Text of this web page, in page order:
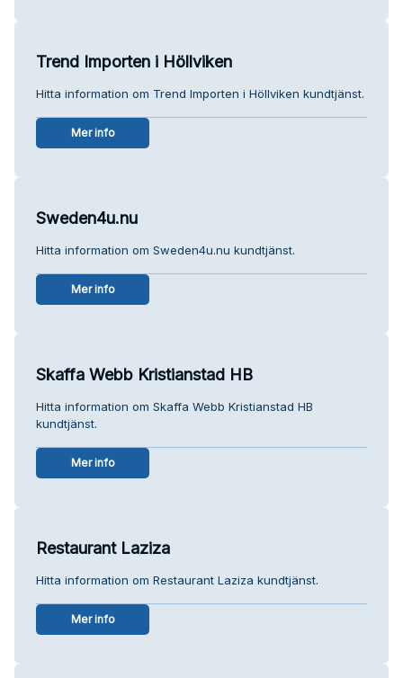
Trend Importen i Höllviken
Hitta information om Trend Importen i Höllviken kundtjänst.
Mer info
Sweden4u.nu
Hitta information om Sweden4u.nu kundtjänst.
Mer info
Skaffa Webb Kristianstad HB
Hitta information om Skaffa Webb Kristianstad HB
kundtjänst.
Mer info
Restaurant Laziza
Hitta information om Restaurant Laziza kundtjänst.
Mer info